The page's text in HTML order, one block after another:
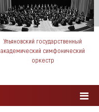
Ульяновский государственный
академический симфонический
оркестр